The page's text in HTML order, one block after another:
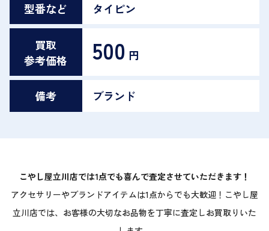
型番など タイピン
買取
参考価格
500 円
備考 ブランド
こやし屋立川店では1点でも喜んで査定させていただきます！
アクセサリーやブランドアイテムは1点からでも大歓迎！こやし屋
立川店では、お客様の大切なお品物を丁寧に査定しお買取りいた